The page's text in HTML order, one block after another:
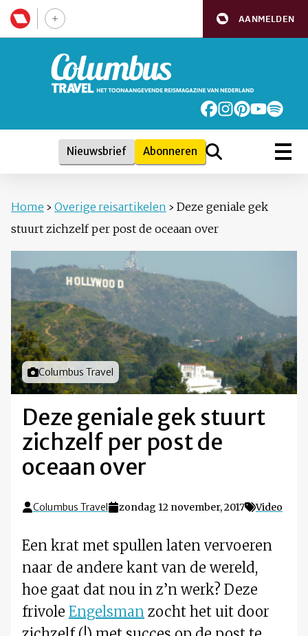
AANMELDEN
Nieuwsbrief Abonneren
Home › Overige reisartikelen › Deze geniale gek
stuurt zichzelf per post de oceaan over
Foto door
Columbus Travel
Deze geniale gek stuurt
zichzelf per post de
oceaan over
Columbus Travel zondag 12 november, 2017 Video
Een krat met spullen laten vervoeren
naar de andere kant van de wereld,
hoe gaat dat nou in z’n werk? Deze
frivole Engelsman zocht het uit door